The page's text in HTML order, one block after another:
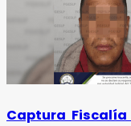
Captura